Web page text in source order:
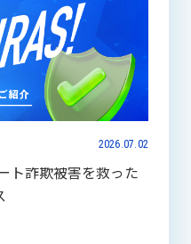
2026.07.02
ト詐欺被害を救った